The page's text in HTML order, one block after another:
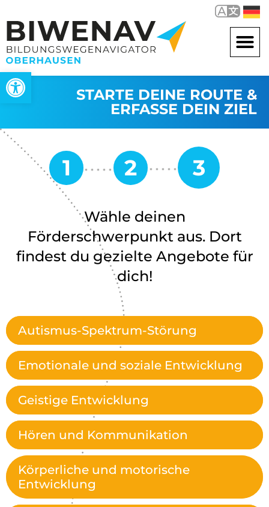
Werkzeugleiste öffnen
STARTE DEINE ROUTE &
ERFASSE DEIN ZIEL
Wähle deinen
Förderschwerpunkt aus. Dort
findest du gezielte Angebote für
dich!
Autismus-Spektrum-Störung
Emotionale und soziale Entwicklung
Geistige Entwicklung
Hören und Kommunikation
Körperliche und motorische
Entwicklung